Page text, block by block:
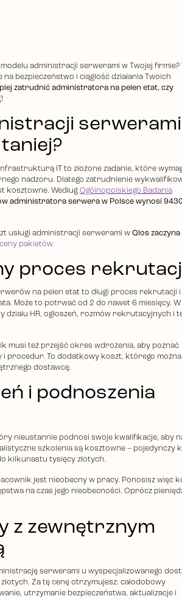
administracji serwerami w Twojej firmie?
bezpieczeństwo i ciągłość działania Twoich
zatrudnić administratora na pełen etat, czy
IT to złożone zadanie, które
nadzoru. Dlatego zatrudnienie
kosztowne. Według Ogólnopolskiego Badania
administratora serwera w Polsce wynosi 9430
usługi administracji serwerami w Qlos zaczyna
pakietów.
proces
na pełen etat to długi proces rekrutacji i
Może to potrwać od 2 do nawet 6 miesięcy.
działu HR, ogłoszeń, rozmów rekrutacyjnych i
musi też przejść okres wdrożenia, aby poznać
procedur. To dodatkowy koszt, którego można
dostawcę.
i podnoszenia
nieustannie podnosi swoje kwalifikacje, aby
szkolenia są kosztowne – pojedynczy
kilkunastu tysięcy złotych.
jest nieobecny w pracy. Ponosisz więc
na czas jego nieobecności. Oprócz
z zewnętrznym
serwerami u wyspecjalizowanego
Za tę cenę otrzymujesz: całodobowy
utrzymanie bezpieczeństwa, aktualizacje i